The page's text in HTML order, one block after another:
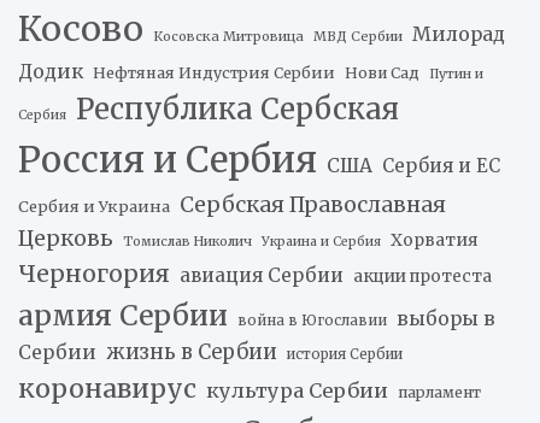
Косово Косовска Митровица МВД Сербии
Милорад
Додик Нефтяная Индустрия Сербии Нови Сад Путин и
Сербия Республика Сербская
Россия и Сербия США Сербия и ЕС
Сербия и Украина Сербская Православная
Церковь
Томислав Николич Украина и Сербия Хорватия
Черногория авиация Сербии акции протеста
армия Сербии война в Югославии
выборы в
Сербии жизнь в Сербии история Сербии
коронавирус культура Сербии парламент